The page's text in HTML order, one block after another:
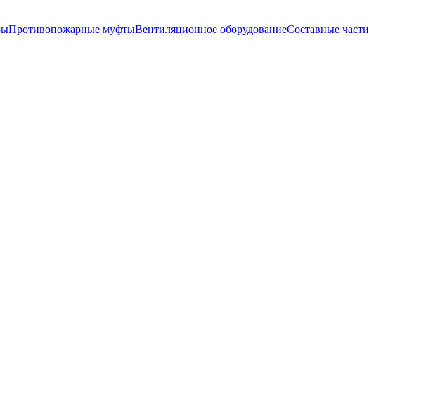
Противопожарные муфтыВентиляционное оборудованиеСоставные части